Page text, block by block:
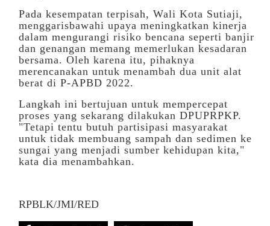
Pada kesempatan terpisah, Wali Kota Sutiaji,
menggarisbawahi upaya meningkatkan kinerja
dalam mengurangi risiko bencana seperti banjir
dan genangan memang memerlukan kesadaran
bersama. Oleh karena itu, pihaknya
merencanakan untuk menambah dua unit alat
berat di P-APBD 2022.
Langkah ini bertujuan untuk mempercepat
proses yang sekarang dilakukan DPUPRPKP.
"Tetapi tentu butuh partisipasi masyarakat
untuk tidak membuang sampah dan sedimen ke
sungai yang menjadi sumber kehidupan kita,"
kata dia menambahkan.
RPBLK/JMI/RED